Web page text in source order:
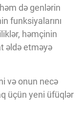
də genlərin
funksiyalarını
həmçinin
əldə etməyə
və onun necə
üçün yeni üfüqlər